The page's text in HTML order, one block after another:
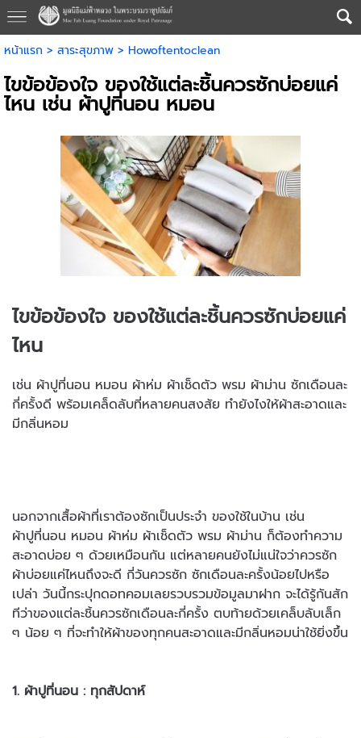
หน้าแรก > สาระสุขภาพ> Howoftentoclean
ไขข้อข้องใจ ของใช้แต่ละชิ้นควรซักบ่อยแค่
ไหน เช่น ผ้าปูที่นอน หมอน
ไขข้อข้องใจ ของใช้แต่ละชิ้นควรซักบ่อยแค่
ไหน
เช่น ผ้าปูที่นอน หมอน ผ้าห่ม ผ้าเช็ดตัว พรม ผ้าม่าน ซักเดือนละ
กี่ครั้งดี พร้อมเคล็ดลับที่หลายคนสงสัย ทำยังไงให้ผ้าสะอาดและ
มีกลิ่นหอม
นอกจากเสื้อผ้าที่เราต้องซักเป็นประจำ ของใช้ในบ้าน เช่น
ผ้าปูที่นอน หมอน ผ้าห่ม ผ้าเช็ดตัว พรม ผ้าม่าน ก็ต้องทำความ
สะอาดบ่อย ๆ ด้วยเหมือนกัน แต่หลายคนยังไม่แน่ใจว่าควรซัก
ผ้าบ่อยแค่ไหนถึงจะดี กี่วันควรซัก ซักเดือนละครั้งน้อยไปหรือ
เปล่า วันนี้กระปุกดอทคอมเลยรวบรวมข้อมูลมาฝาก จะได้รู้กันสัก
ทีว่าของแต่ละชิ้นควรซักเดือนละกี่ครั้ง ตบท้ายด้วยเคล็บลับเล็ก
ๆ น้อย ๆ ที่จะทำให้ผ้าของทุกคนสะอาดและมีกลิ่นหอมน่าใช้ยิ่งขึ้น
1. ผ้าปูที่นอน : ทุกสัปดาห์